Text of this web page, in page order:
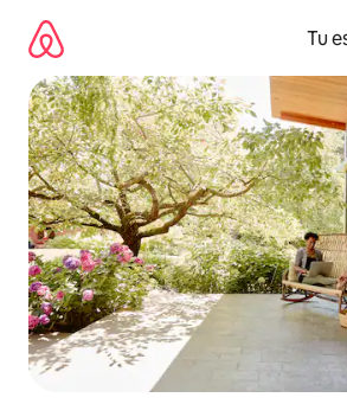
contenido
Tu